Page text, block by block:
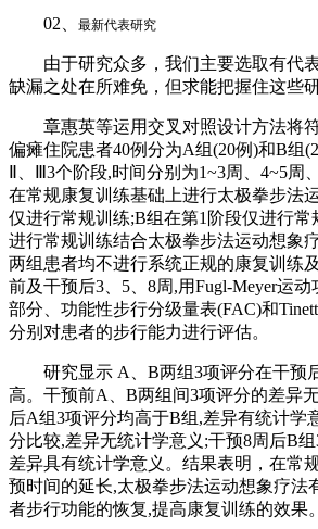
02、 最新代表研究
由于研究众多，我们主要选取有代表
缺漏之处在所难免，但求能把握住这些
章惠英等运用交叉对照设计方法将符
偏瘫住院患者40例分为A组(20例)和B组
Ⅱ、Ⅲ3个阶段,时间分别为1~3周、4~5周
在常规康复训练基础上进行太极拳步法
仅进行常规训练;B组在第1阶段仅进行
进行常规训练结合太极拳步法运动想象
两组患者均不进行系统正规的康复训练
前及干预后3、5、8周,用Fugl-Meyer运
部分、功能性步行分级量表(FAC)和
分别对患者的步行能力进行评估。
研究显示 A、B两组3项评分在干预
高。干预前A、B两组间3项评分的差异
后A组3项评分均高于B组,差异有统计学
分比较,差异无统计学意义;干预8周后B
差异具有统计学意义。结果表明，在常
预时间的延长,太极拳步法运动想象疗法
者步行功能的恢复,提高康复训练的效果。